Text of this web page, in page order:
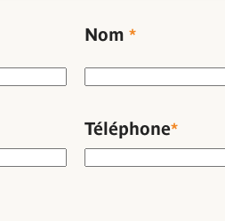
Nom
Téléphone*